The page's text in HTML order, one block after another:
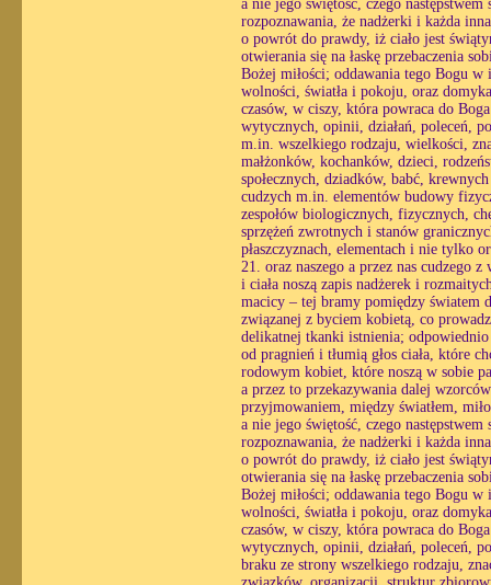
a nie jego świętość, czego
rozpoznawania, że nadżerki i każda
o powrót do prawdy, iż ciało jest
otwierania się na łaskę przebaczenia
Bożej miłości; oddawania tego Bogu
wolności, światła i pokoju, oraz
czasów, w ciszy, która powraca do
wytycznych, opinii, działań, poleceń,
m.in. wszelkiego rodzaju, wielkości,
małżonków, kochanków, dzieci,
społecznych, dziadków, babć,
cudzych m.in. elementów budowy
zespołów biologicznych, fizycznych,
sprzężeń zwrotnych i stanów
płaszczyznach, elementach i nie tylko
21. oraz naszego a przez nas cudzego
i ciała noszą zapis nadżerek i
macicy – tej bramy pomiędzy światem
związanej z byciem kobietą, co
delikatnej tkanki istnienia;
od pragnień i tłumią głos ciała, które
rodowym kobiet, które noszą w sobie
a przez to przekazywania dalej
przyjmowaniem, między światłem,
a nie jego świętość, czego
rozpoznawania, że nadżerki i każda
o powrót do prawdy, iż ciało jest
otwierania się na łaskę przebaczenia
Bożej miłości; oddawania tego Bogu
wolności, światła i pokoju, oraz
czasów, w ciszy, która powraca do
wytycznych, opinii, działań, poleceń,
braku ze strony wszelkiego rodzaju,